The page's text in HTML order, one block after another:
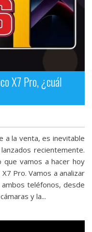
X7 Pro, ¿cuál
a la venta, es inevitable
recientemente.
que vamos a hacer hoy
Pro‎. Vamos a analizar
teléfonos, desde
y la...